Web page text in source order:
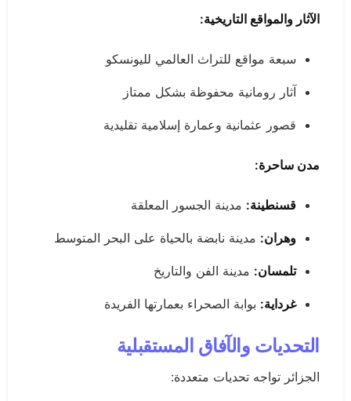
الآثار والمواقع التاريخية:
سبعة مواقع للتراث العالمي لليونسكو
آثار رومانية محفوظة بشكل ممتاز
قصور عثمانية وعمارة إسلامية تقليدية
مدن ساحرة:
قسنطينة: مدينة الجسور المعلقة
وهران: مدينة نابضة بالحياة على البحر المتوسط
تلمسان: مدينة الفن والتاريخ
غرداية: بوابة الصحراء بعمارتها الفريدة
التحديات والآفاق المستقبلية
الجزائر تواجه تحديات متعددة: